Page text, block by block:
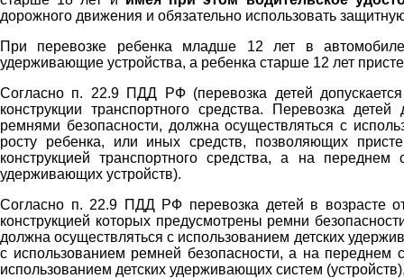
дорожного движения и обязательно использовать
При перевозке ребенка младше 12 лет в
удерживающие устройства, а ребенка старше 12 лет
Согласно п. 22.9 ПДД РФ (перевозка детей
конструкции транспортного средства. Перевозка
ремнями безопасности, должна осуществляться с
росту ребенка, или иных средств, позволяющих
конструкцией транспортного средства, а на
удерживающих устройств).
Согласно п. 22.9 ПДД РФ перевозка детей в возрасте
конструкцией которых предусмотрены ремни
должна осуществляться с использованием детских
с использованием ремней безопасности, а на переднем
использованием детских удерживающих систем